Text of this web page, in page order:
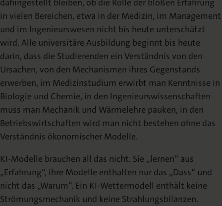
dahingestellt bleiben, ob die Rolle der bloßen Erfahrung
in vielen Bereichen, etwa in der Medizin, im Management
und im Ingenieurswesen nicht bis heute unterschätzt
wird. Alle universitäre Ausbildung beginnt bis heute
darin, dass die Studierenden ein Verständnis von den
Ursachen, von den Mechanismen ihres Gegenstands
erwerben, im Medizinstudium erwirbt man Kenntnisse in
Biologie und Chemie, in den Ingenieurswissenschaften
muss man Mechanik und Wärmelehre pauken, in den
Betriebswirtschaften wird man nicht bestehen ohne das
Verständnis ökonomischer Modelle.
KI-Modelle brauchen all das nicht. Sie „lernen“ aus
„Erfahrung“, ihre Modelle enthalten nur das „Dass“ und
nicht das „Warum“. Ein KI-Wettermodell enthält keine
Strömungsmechanik und keine Strahlungsbilanzen.